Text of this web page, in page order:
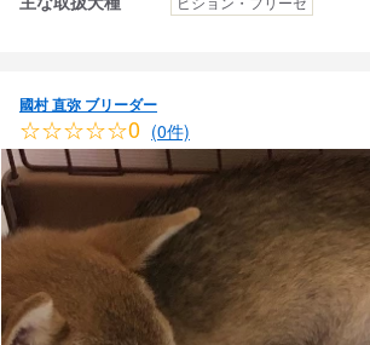
國村 直弥 ブリーダー
☆☆☆☆☆0 (0件)